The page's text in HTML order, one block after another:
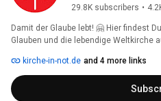
29.8K subscribers •
Damit der Glaube lebt! 🤗 Hier findest
Glauben und die lebendige Weltkirche
möchtest: Kanal abonnieren!
kirche-in-not.de and 4 more links